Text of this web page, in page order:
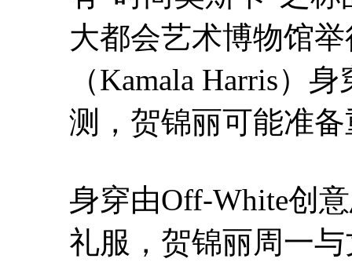
大都会艺术博物馆
（Kamala Harris）
测，贺锦丽可能准
身穿由Off-White创
礼服，贺锦丽周一